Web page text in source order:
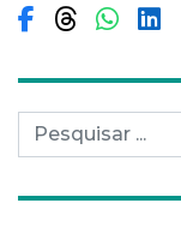
Pesquisar por: